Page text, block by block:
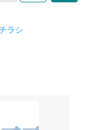
ラシ